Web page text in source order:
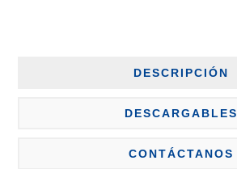
DESCRIPCIÓN
DESCARGABLES
CONTÁCTANOS